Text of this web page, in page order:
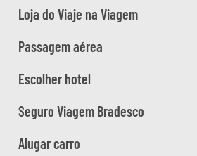
Loja do Viaje na Viagem
Passagem aérea
Escolher hotel
Seguro Viagem Bradesco
Alugar carro